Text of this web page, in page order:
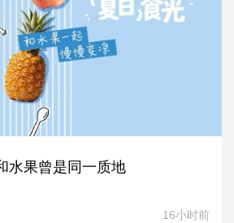
水果曾是同一质地
16小时前